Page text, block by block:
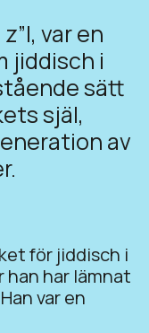
var en
jiddisch i
sätt
själ,
av
för jiddisch i
han har lämnat
var en